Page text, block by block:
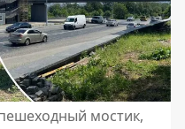
мостик,